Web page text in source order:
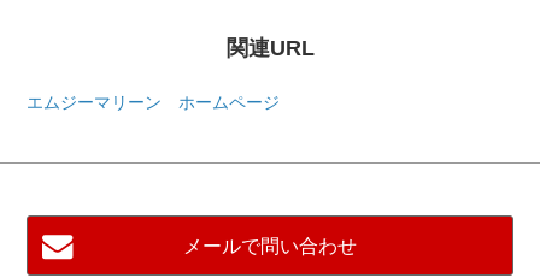
関連URL
エムジーマリーン ホームページ
メールで問い合わせ